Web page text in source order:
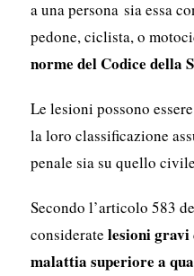
a una persona sia essa
pedone, ciclista, o
norme del Codice della
Le lesioni possono
la loro classificazione
penale sia su quello
Secondo l’articolo 583
considerate lesioni gravi
malattia superiore a